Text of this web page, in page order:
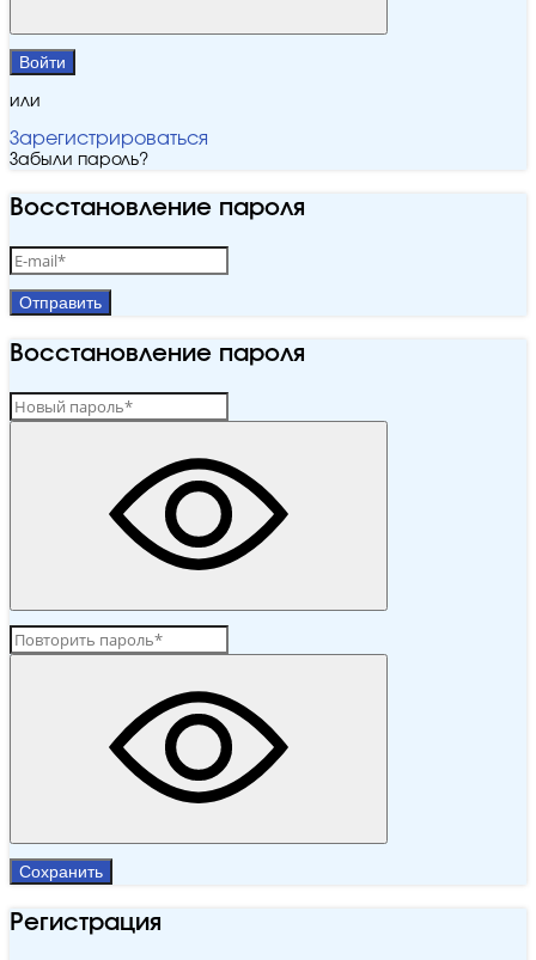
Войти
или
Зарегистрироваться
Забыли пароль?
Восстановление пароля
Отправить
Восстановление пароля
Сохранить
Регистрация